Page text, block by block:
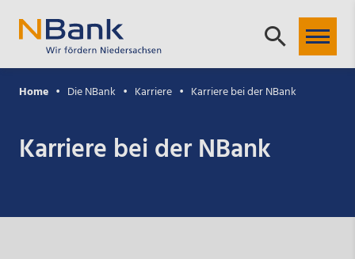
Home Die NBank Karriere Karriere bei der NBank
Karriere bei der NBank